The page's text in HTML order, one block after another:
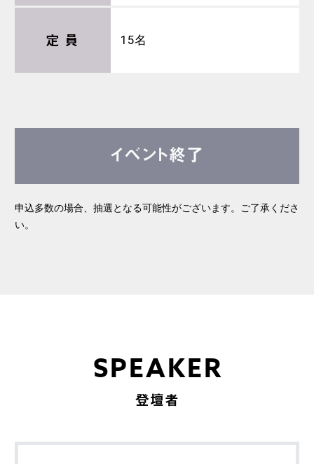
定 員 15名
イベント終了
申込多数の場合、抽選となる可能性がございます。ご了承くださ
い。
SPEAKER
登壇者